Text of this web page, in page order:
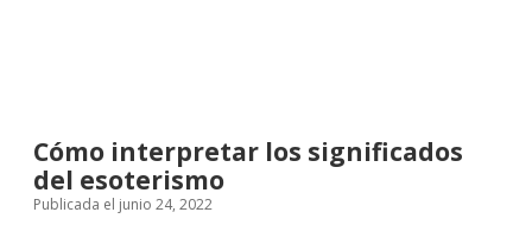
Cómo interpretar los significados
del esoterismo
Publicada el junio 24, 2022